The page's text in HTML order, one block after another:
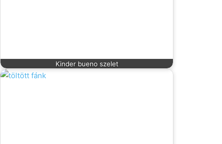
Kinder bueno szelet